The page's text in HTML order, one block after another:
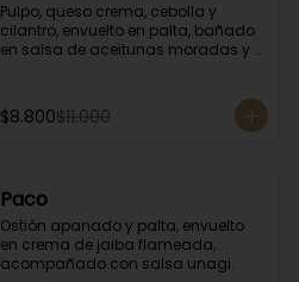
Pulpo, queso crema, cebolla y
cilantro, envuelto en palta, bañado
en salsa de aceitunas moradas y
$8.800$11.000
Paco
Ostión apanado y palta, envuelto
en crema de jaiba flameada,
acompañado con salsa unagi.